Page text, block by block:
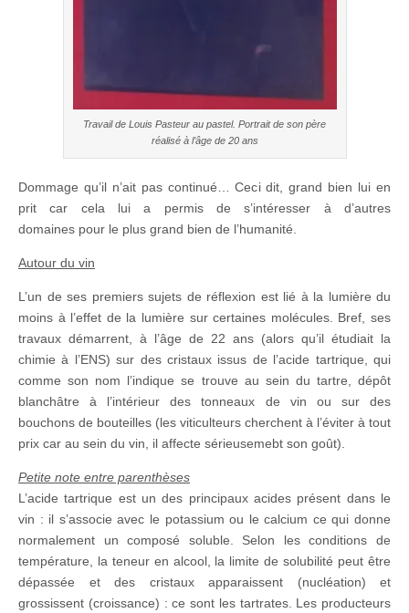
Travail de Louis Pasteur au pastel. Portrait de son père
réalisé à l’âge de 20 ans
Dommage qu’il n’ait pas continué… Ceci dit, grand bien lui en
prit car cela lui a permis de s’intéresser à d’autres
domaines pour le plus grand bien de l’humanité.
Autour du vin
L’un de ses premiers sujets de réflexion est lié à la lumière du
moins à l’effet de la lumière sur certaines molécules. Bref, ses
travaux démarrent, à l’âge de 22 ans (alors qu’il étudiait la
chimie à l’ENS) sur des cristaux issus de l’acide tartrique, qui
comme son nom l’indique se trouve au sein du tartre, dépôt
blanchâtre à l’intérieur des tonneaux de vin ou sur des
bouchons de bouteilles (les viticulteurs cherchent à l’éviter à tout
prix car au sein du vin, il affecte sérieusemebt son goût).
Petite note entre parenthèses
L’acide tartrique est un des principaux acides présent dans le
vin : il s’associe avec le potassium ou le calcium ce qui donne
normalement un composé soluble. Selon les conditions de
température, la teneur en alcool, la limite de solubilité peut être
dépassée et des cristaux apparaissent (nucléation) et
grossissent (croissance) : ce sont les tartrates. Les producteurs